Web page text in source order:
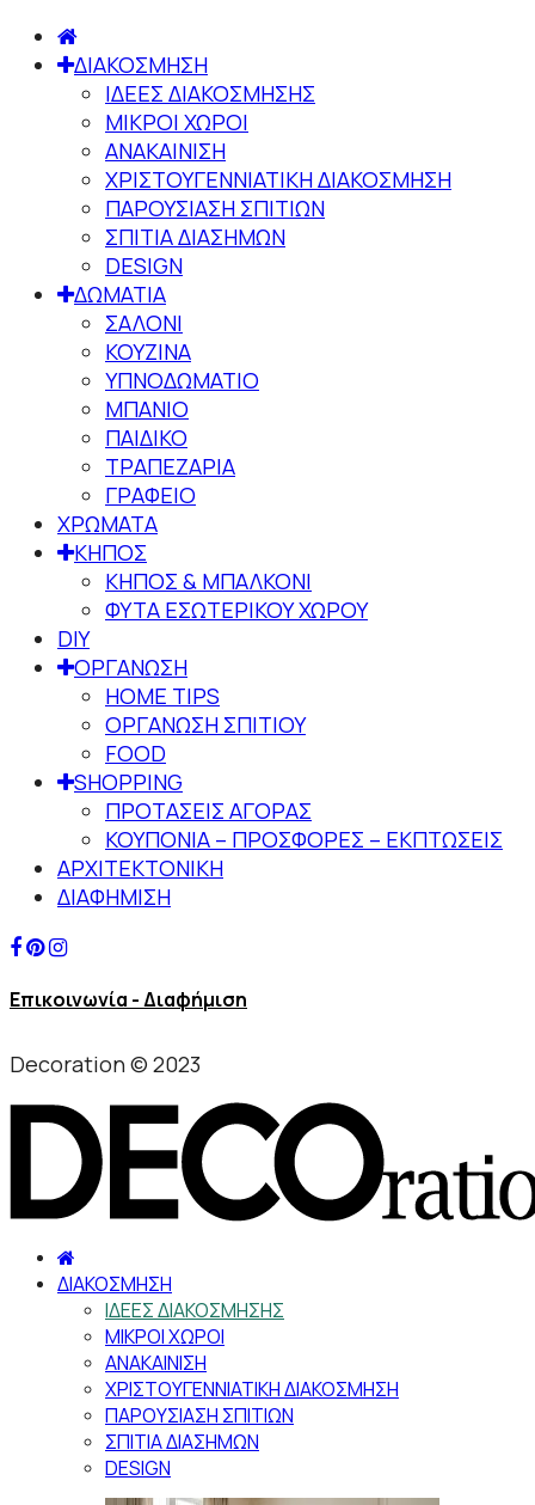
ΔΙΑΚΟΣΜΗΣΗ
ΙΔΕΕΣ ΔΙΑΚΟΣΜΗΣΗΣ
ΜΙΚΡΟΙ ΧΩΡΟΙ
ΑΝΑΚΑΙΝΙΣΗ
ΧΡΙΣΤΟΥΓΕΝΝΙΑΤΙΚΗ ΔΙΑΚΟΣΜΗΣΗ
ΠΑΡΟΥΣΙΑΣΗ ΣΠΙΤΙΩΝ
ΣΠΙΤΙΑ ΔΙΑΣΗΜΩΝ
DESIGN
ΔΩΜΑΤΙΑ
ΣΑΛΟΝΙ
ΚΟΥΖΙΝΑ
ΥΠΝΟΔΩΜΑΤΙΟ
ΜΠΑΝΙΟ
ΠΑΙΔΙΚΟ
ΤΡΑΠΕΖΑΡΙΑ
ΓΡΑΦΕΙΟ
ΧΡΩΜΑΤΑ
ΚΗΠΟΣ
ΚΗΠΟΣ & ΜΠΑΛΚΟΝΙ
ΦΥΤΑ ΕΣΩΤΕΡΙΚΟΥ ΧΩΡΟΥ
DIY
ΟΡΓΑΝΩΣΗ
HOME TIPS
ΟΡΓΑΝΩΣΗ ΣΠΙΤΙΟΥ
FOOD
SHOPPING
ΠΡΟΤΑΣΕΙΣ ΑΓΟΡΑΣ
ΚΟΥΠΟΝΙΑ – ΠΡΟΣΦΟΡΕΣ – ΕΚΠΤΩΣΕΙΣ
ΑΡΧΙΤΕΚΤΟΝΙΚΗ
ΔΙΑΦΗΜΙΣΗ
Επικοινωνία - Διαφήμιση
Decoration © 2023
ΔΙΑΚΟΣΜΗΣΗ
ΙΔΕΕΣ ΔΙΑΚΟΣΜΗΣΗΣ
ΜΙΚΡΟΙ ΧΩΡΟΙ
ΑΝΑΚΑΙΝΙΣΗ
ΧΡΙΣΤΟΥΓΕΝΝΙΑΤΙΚΗ ΔΙΑΚΟΣΜΗΣΗ
ΠΑΡΟΥΣΙΑΣΗ ΣΠΙΤΙΩΝ
ΣΠΙΤΙΑ ΔΙΑΣΗΜΩΝ
DESIGN